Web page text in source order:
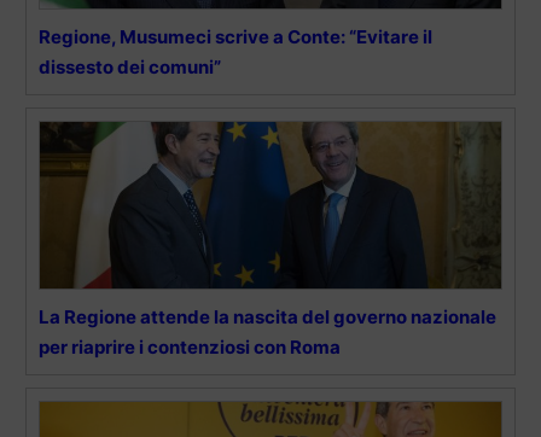
Regione, Musumeci scrive a Conte: “Evitare il
dissesto dei comuni”
La Regione attende la nascita del governo nazionale
per riaprire i contenziosi con Roma